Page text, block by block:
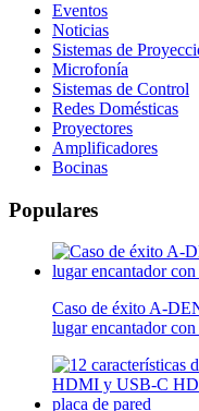
Eventos
Noticias
Sistemas de
Microfonía
Sistemas de Control
Redes Domésticas
Proyectores
Amplificadores
Bocinas
Populares
Caso de éxito A-
lugar encantador